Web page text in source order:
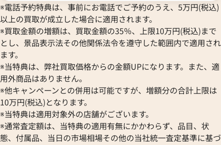
※電話予約特典は、事前にお電話でご予約のうえ、5万円(税込)
以上の買取が成立した場合に適用されます。
※買取金額の増額は、買取金額の35％、上限10万円(税込)まで
とし、景品表示法その他関係法令を遵守した範囲内で適用され
ます。
※当特典は、弊社買取価格からの金額UPになります。また、適
用外商品はありません。
※他キャンペーンとの併用は可能ですが、増額分の合計上限は
10万円(税込)となります。
※当特典は適用対象外の店舗がございます。
※通常査定額は、当特典の適用有無にかかわらず、品目、状
態、付属品、当日の市場相場その他の当社統一査定基準に基づ